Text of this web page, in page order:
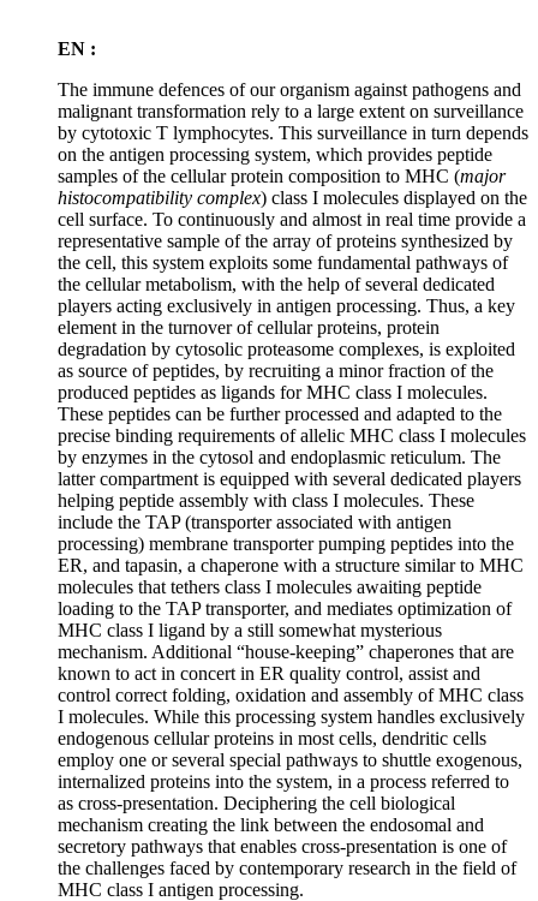
EN :
The immune defences of our organism against pathogens and
malignant transformation rely to a large extent on surveillance
by cytotoxic T lymphocytes. This surveillance in turn depends
on the antigen processing system, which provides peptide
samples of the cellular protein composition to MHC (major
histocompatibility complex) class I molecules displayed on the
cell surface. To continuously and almost in real time provide a
representative sample of the array of proteins synthesized by
the cell, this system exploits some fundamental pathways of
the cellular metabolism, with the help of several dedicated
players acting exclusively in antigen processing. Thus, a key
element in the turnover of cellular proteins, protein
degradation by cytosolic proteasome complexes, is exploited
as source of peptides, by recruiting a minor fraction of the
produced peptides as ligands for MHC class I molecules.
These peptides can be further processed and adapted to the
precise binding requirements of allelic MHC class I molecules
by enzymes in the cytosol and endoplasmic reticulum. The
latter compartment is equipped with several dedicated players
helping peptide assembly with class I molecules. These
include the TAP (transporter associated with antigen
processing) membrane transporter pumping peptides into the
ER, and tapasin, a chaperone with a structure similar to MHC
molecules that tethers class I molecules awaiting peptide
loading to the TAP transporter, and mediates optimization of
MHC class I ligand by a still somewhat mysterious
mechanism. Additional “house-keeping” chaperones that are
known to act in concert in ER quality control, assist and
control correct folding, oxidation and assembly of MHC class
I molecules. While this processing system handles exclusively
endogenous cellular proteins in most cells, dendritic cells
employ one or several special pathways to shuttle exogenous,
internalized proteins into the system, in a process referred to
as cross-presentation. Deciphering the cell biological
mechanism creating the link between the endosomal and
secretory pathways that enables cross-presentation is one of
the challenges faced by contemporary research in the field of
MHC class I antigen processing.